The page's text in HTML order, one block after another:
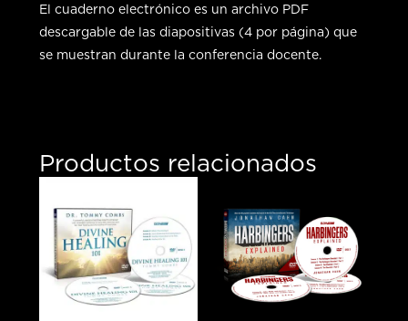
El cuaderno electrónico es un archivo PDF
descargable de las diapositivas (4 por página) que
se muestran durante la conferencia docente.
Productos relacionados